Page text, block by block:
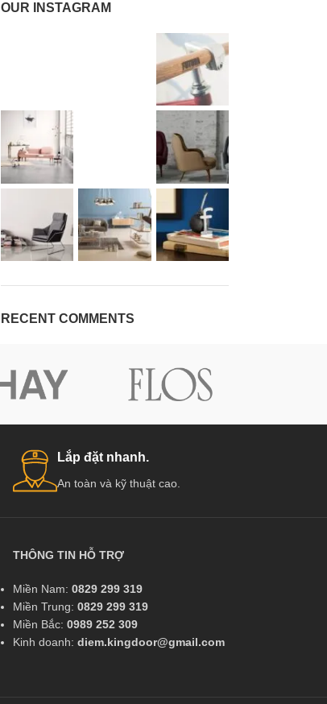
OUR INSTAGRAM
RECENT COMMENTS
Lắp đặt nhanh.
An toàn và kỹ thuật cao.
THÔNG TIN HỖ TRỢ
Miền Nam: 0829 299 319
Miền Trung: 0829 299 319
Miền Bắc: 0989 252 309
Kinh doanh: diem.kingdoor@gmail.com